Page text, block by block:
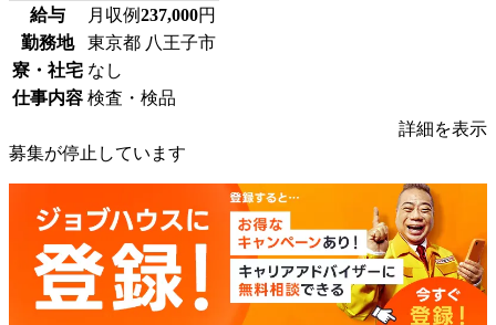
給与 月収例237,000円
勤務地
東京都 八王子市
寮・社宅 なし
仕事内容 検査・検品
詳細を表示
募集が停止しています